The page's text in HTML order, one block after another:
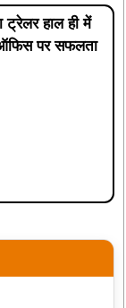
हाल ही में
पर सफलता